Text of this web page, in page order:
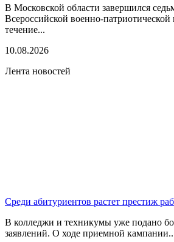
В Московской области завершился
Всероссийской военно-
течение...
10.08.2026
Лента новостей
Среди абитуриентов растет престиж
В колледжи и техникумы уже подано
заявлений. О ходе приемной